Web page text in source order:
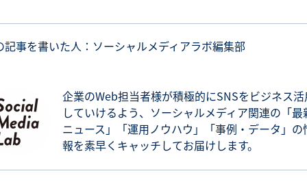
記事を書いた人：ソーシャルメディアラボ編集部
企業のWeb担当者様が積極的にSNSをビジネス
していけるよう、ソーシャルメディア関連の「最
ニュース」「運用ノウハウ」「事例・データ」の
報を素早くキャッチしてお届けします。